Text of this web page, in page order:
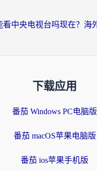
下载应用
番茄 Windows PC电脑版
番茄 macOS苹果电脑版
番茄 ios苹果手机版